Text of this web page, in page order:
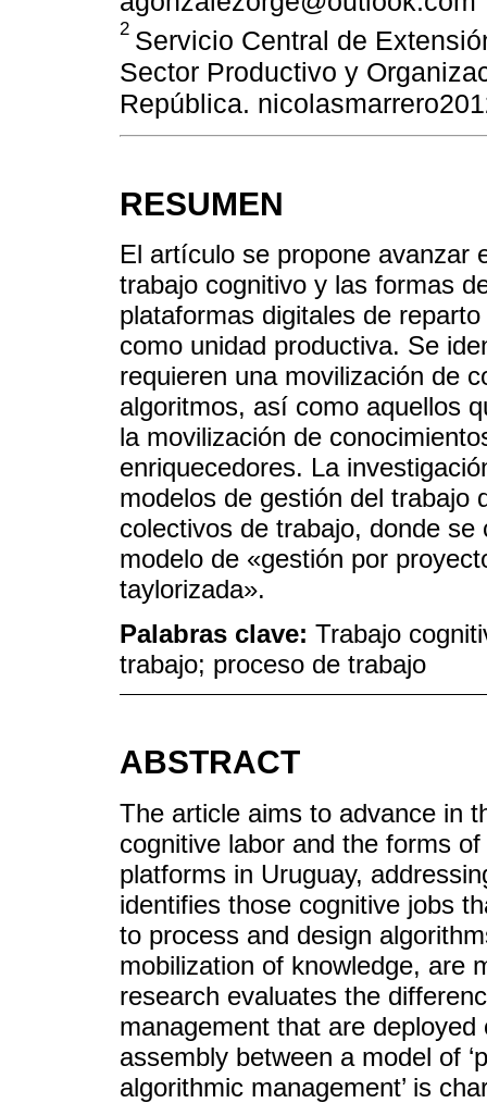
2 Servicio Central de
Sector Productivo y
República.
RESUMEN
El artículo se propone avanzar
trabajo cognitivo y las formas
plataformas digitales de
como unidad productiva. Se
requieren una movilización de
algoritmos, así como aquellos
la movilización de
enriquecedores. La
modelos de gestión del trabajo
colectivos de trabajo, donde
modelo de «gestión por
taylorizada».
Palabras clave: Trabajo
trabajo; proceso de trabajo
ABSTRACT
The article aims to advance in
cognitive labor and the forms
platforms in Uruguay,
identifies those cognitive jobs
to process and design
mobilization of knowledge, are
research evaluates the
management that are
assembly between a model of
algorithmic management’ is